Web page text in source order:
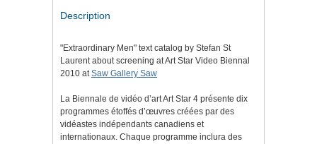
Description
"Extraordinary Men" text catalog by Stefan St
Laurent about screening at Art Star Video Biennal
2010 atSaw Gallery Saw
La Biennale de vidéo d’art Art Star 4 présente dix
programmes étoffés d’œuvres créées par des
vidéastes indépendants canadiens et
internationaux. Chaque programme inclura des